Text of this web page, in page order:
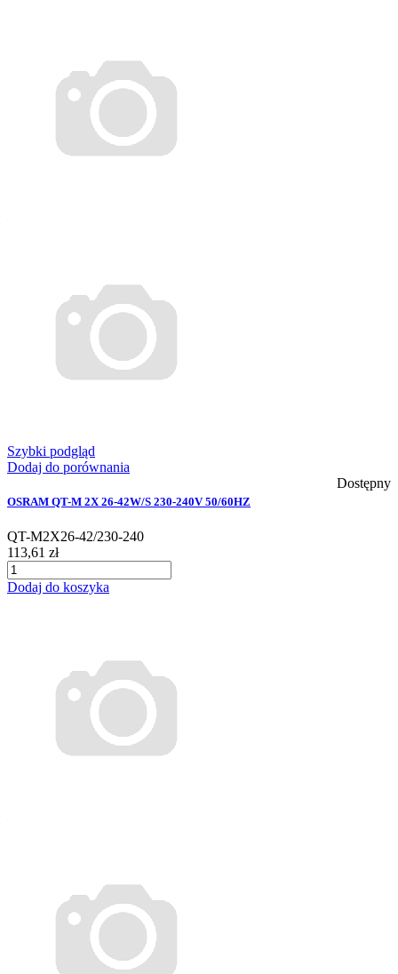
Szybki podgląd
Dodaj do porównania
Dostępny
OSRAM QT-M 2X 26-42W/S 230-240V 50/60HZ
QT-M2X26-42/230-240
113,61 zł
Dodaj do koszyka